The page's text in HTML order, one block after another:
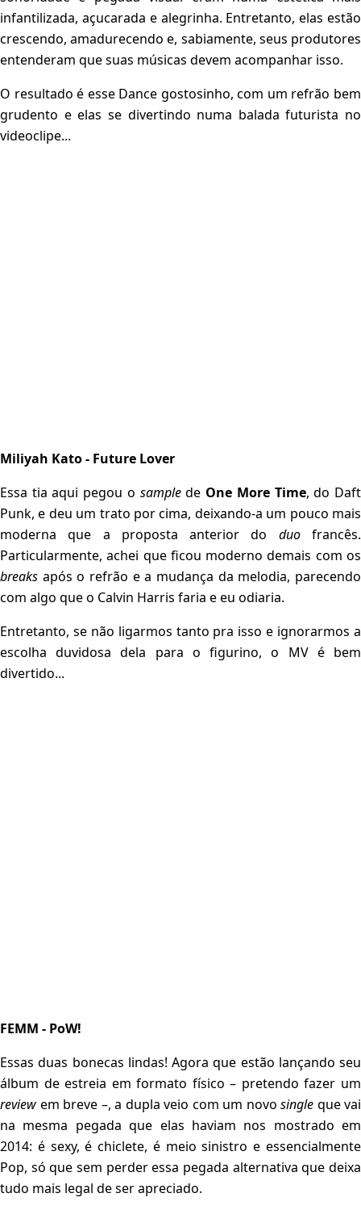
infantilizada, açucarada e alegrinha. Entretanto, elas estão
crescendo, amadurecendo e, sabiamente, seus produtores
entenderam que suas músicas devem acompanhar isso.
O resultado é esse Dance gostosinho, com um refrão bem
grudento e elas se divertindo numa balada futurista no
videoclipe...
Miliyah Kato - Future Lover
Essa tia aqui pegou o samplede One More Time, do Daft
Punk, e deu um trato por cima, deixando-a um pouco mais
moderna que a proposta anterior do duofrancês.
Particularmente, achei que ficou moderno demais com os
breaks após o refrão e a mudança da melodia, parecendo
com algo que o Calvin Harris faria e eu odiaria.
Entretanto, se não ligarmos tanto pra isso e ignorarmos a
escolha duvidosa dela para o figurino, o MV é bem
divertido...
FEMM - PoW!
Essas duas bonecas lindas! Agora que estão lançando seu
álbum de estreia em formato físico – pretendo fazer um
review em breve –, a dupla veio com um novo single que vai
na mesma pegada que elas haviam nos mostrado em
2014: é sexy, é chiclete, é meio sinistro e essencialmente
Pop, só que sem perder essa pegada alternativa que deixa
tudo mais legal de ser apreciado.